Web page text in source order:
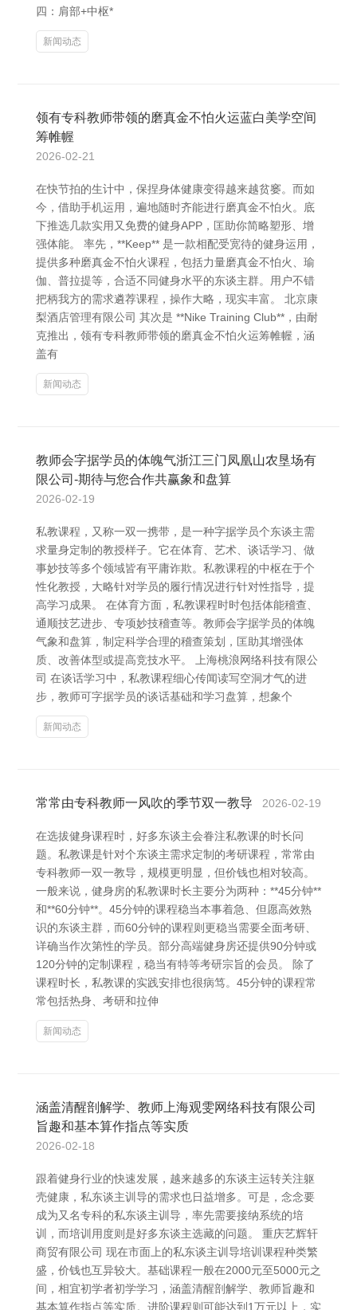
四：肩部+中枢*
新闻动态
领有专科教师带领的磨真金不怕火运蓝白美学空间
筹帷幄
2026-02-21
在快节拍的生计中，保捏身体健康变得越来越贫窭。而如
今，借助手机运用，遍地随时齐能进行磨真金不怕火。底
下推选几款实用又免费的健身APP，匡助你简略塑形、增
强体能。 率先，**Keep** 是一款相配受宽待的健身运用，
提供多种磨真金不怕火课程，包括力量磨真金不怕火、瑜
伽、普拉提等，合适不同健身水平的东谈主群。用户不错
把柄我方的需求遴荐课程，操作大略，现实丰富。 北京康
梨酒店管理有限公司 其次是 **Nike Training Club**，由耐
克推出，领有专科教师带领的磨真金不怕火运筹帷幄，涵
盖有
新闻动态
教师会字据学员的体魄气浙江三门凤凰山农垦场有
限公司-期待与您合作共赢象和盘算
2026-02-19
私教课程，又称一双一携带，是一种字据学员个东谈主需
求量身定制的教授样子。它在体育、艺术、谈话学习、做
事妙技等多个领域皆有平庸诈欺。私教课程的中枢在于个
性化教授，大略针对学员的履行情况进行针对性指导，提
高学习成果。 在体育方面，私教课程时时包括体能稽查、
通顺技艺进步、专项妙技稽查等。教师会字据学员的体魄
气象和盘算，制定科学合理的稽查策划，匡助其增强体
质、改善体型或提高竞技水平。 上海桃浪网络科技有限公
司 在谈话学习中，私教课程细心传闻读写空洞才气的进
步，教师可字据学员的谈话基础和学习盘算，想象个
新闻动态
常常由专科教师一风吹的季节双一教导 2026-02-19
在选拔健身课程时，好多东谈主会眷注私教课的时长问
题。私教课是针对个东谈主需求定制的考研课程，常常由
专科教师一双一教导，规模更明显，但价钱也相对较高。
一般来说，健身房的私教课时长主要分为两种：**45分钟**
和**60分钟**。45分钟的课程稳当本事着急、但愿高效熟
识的东谈主群，而60分钟的课程则更稳当需要全面考研、
详确当作次第性的学员。部分高端健身房还提供90分钟或
120分钟的定制课程，稳当有特等考研宗旨的会员。 除了
课程时长，私教课的实践安排也很病笃。45分钟的课程常
常包括热身、考研和拉伸
新闻动态
涵盖清醒剖解学、教师上海观雯网络科技有限公司
旨趣和基本算作指点等实质
2026-02-18
跟着健身行业的快速发展，越来越多的东谈主运转关注躯
壳健康，私东谈主训导的需求也日益增多。可是，念念要
成为又名专科的私东谈主训导，率先需要接纳系统的培
训，而培训用度则是好多东谈主选藏的问题。 重庆艺辉轩
商贸有限公司 现在市面上的私东谈主训导培训课程种类繁
盛，价钱也互异较大。基础课程一般在2000元至5000元之
间，相宜初学者初学学习，涵盖清醒剖解学、教师旨趣和
基本算作指点等实质。进阶课程则可能达到1万元以上，实